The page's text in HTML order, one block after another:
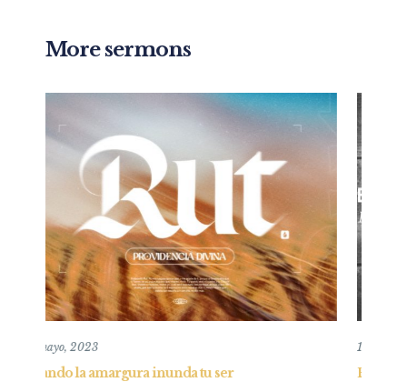
More sermons
tu ser El hogar Cristocéntrico – Padres –